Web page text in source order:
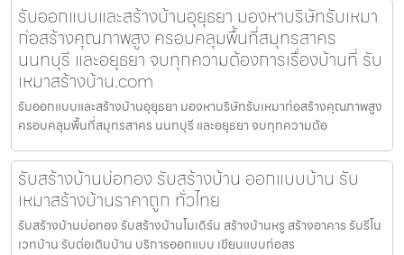
รับออกแบบและสร้างบ้านอุยุธยา มองหาบริษัทรับเหมา
ก่อสร้างคุณภาพสูง ครอบคลุมพื้นที่สมุทรสาคร
นนทบุรี และอยุธยา จบทุกความต้องการเรื่องบ้านที่ รับ
เหมาสร้างบ้าน.com
รับออกแบบและสร้างบ้านอุยุธยา มองหาบริษัทรับเหมาก่อสร้างคุณภาพสูง
ครอบคลุมพื้นที่สมุทรสาคร นนทบุรี และอยุธยา จบทุกความต้อ
รับสร้างบ้านบ่อทอง รับสร้างบ้าน ออกแบบบ้าน รับ
เหมาสร้างบ้านราคาถูก ทั่วไทย
รับสร้างบ้านบ่อทอง รับสร้างบ้านโมเดิร์น สร้างบ้านหรู สร้างอาคาร รับรีโน
เวทบ้าน รับต่อเติมบ้าน บริการออกแบบ เขียนแบบก่อสร